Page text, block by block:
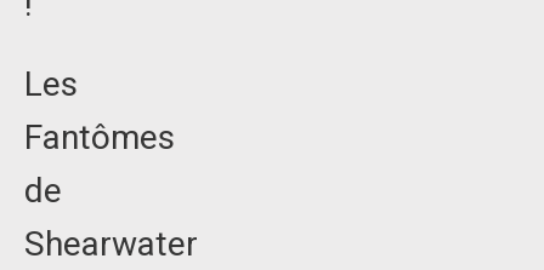
Les
Fantômes
de
Shearwater